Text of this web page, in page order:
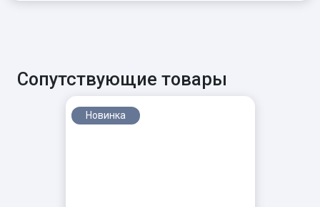
Сопутствующие товары
Новинка